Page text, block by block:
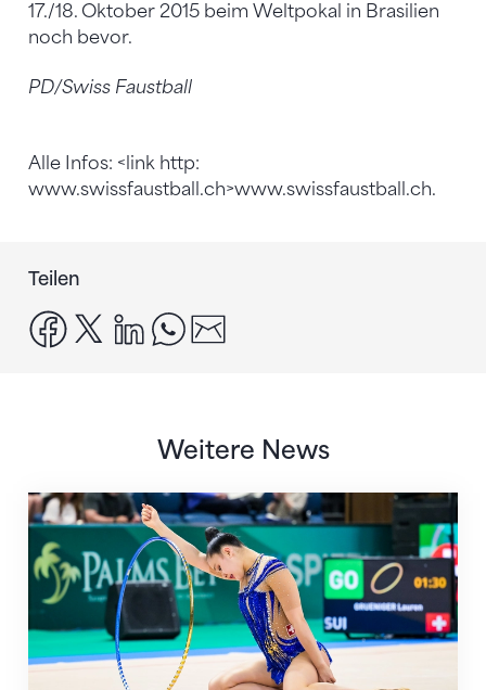
17./18. Oktober 2015 beim Weltpokal in Brasilien
noch bevor.
PD/Swiss Faustball
Alle Infos: <link http:
www.swissfaustball.ch>www.swissfaustball.ch.
Teilen
facebook
x linkedinwhatsapp
Weitere News
Nächster Halt: Weltmeisterschaft